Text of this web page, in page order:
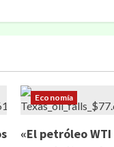
Economía
«El petróleo